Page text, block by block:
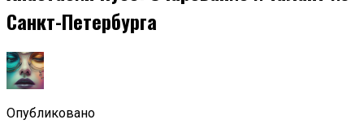
Санкт-Петербурга
Опубликовано